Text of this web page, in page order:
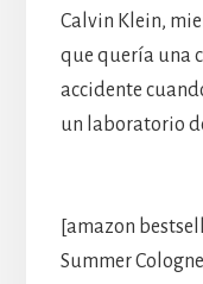
Calvin Klein,
que quería una
accidente
un laboratorio
[amazon
Summer